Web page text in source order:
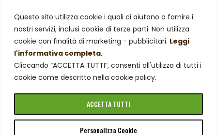
Questo sito utilizza cookie i quali ci aiutano a fornire i
nostri servizi, inclusi cookie di terze parti. Non utilizza
cookie con finalità di marketing - pubblicitari. Leggi
l'informativa completa.
Cliccando “ACCETTA TUTTI”, consenti all'utilizzo di tutti i
cookie come descritto nella cookie policy.
Personalizza Cookie
ACCETTA TUTTI
Area Legale
Privacy Policy
Cookie Policy
© Azienda Agricola Negro Viviana – P. Iva 02019510029.